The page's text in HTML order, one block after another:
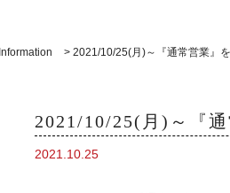
Information > 2021/10/25(月)～『通常営業』
2021/10/25(月)～『通
2021.10.25